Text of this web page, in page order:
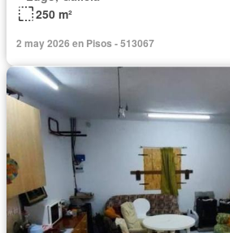
250 m²
2 may 2026 en Pisos - 513067